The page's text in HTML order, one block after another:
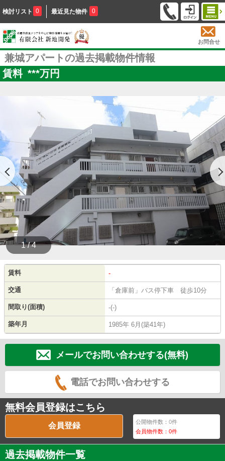
検討リスト 0 最近見た物件 0
お問合せ
兼城アパートの過去掲載物件情報
賃料 ***万円
1 / 4
賃料 -
交通 「倉庫前」バス停下車 徒歩10分
間取り(面積) -(-)
築年月 1985年 6月(築41年)
メールでお問い合わせする(無料)
電話でお問い合わせする
無料会員登録はこちら
会員登録 公開物件数：0件
会員物件数：0件
過去掲載物件一覧